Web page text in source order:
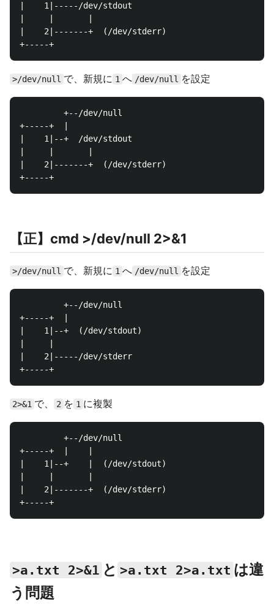
|    1|-----/dev/stdout
|    2|-------+  (/dev/stderr)
>/dev/null で、新規に 1 へ /dev/null を設定
         +--/dev/null
+-----+  |
|    1|--+  /dev/stdout
|    2|-------+  (/dev/stderr)
【正】cmd >/dev/null 2>&1
>/dev/null で、新規に 1 へ /dev/null を設定
         +--/dev/null
+-----+  |
|    1|--+  (/dev/stdout)
|    2|-----/dev/stderr
2>&1 で、 2 を 1 に複製
         +--/dev/null
+-----+  |    |
|    1|--+    |  (/dev/stdout)
|    2|-------+  (/dev/stderr)
>a.txt 2>&1 と >a.txt 2>a.txt は違
う問題